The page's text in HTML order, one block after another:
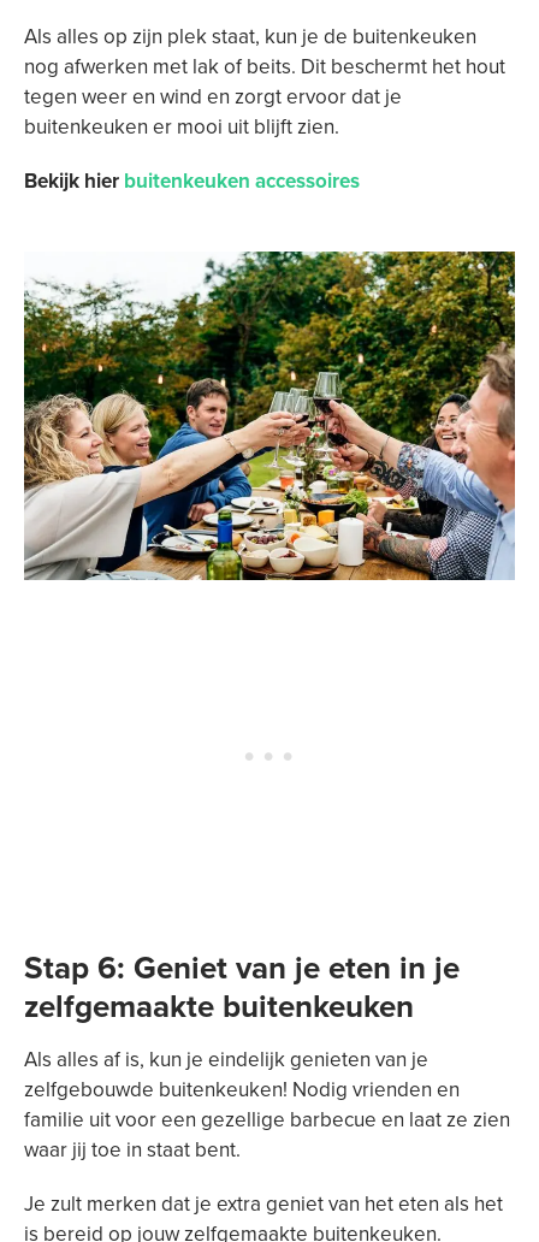
Als alles op zijn plek staat, kun je de buitenkeuken
nog afwerken met lak of beits. Dit beschermt het hout
tegen weer en wind en zorgt ervoor dat je
buitenkeuken er mooi uit blijft zien.
Bekijk hier buitenkeuken accessoires
Stap 6: Geniet van je eten in je
zelfgemaakte buitenkeuken
Als alles af is, kun je eindelijk genieten van je
zelfgebouwde buitenkeuken! Nodig vrienden en
familie uit voor een gezellige barbecue en laat ze zien
waar jij toe in staat bent.
Je zult merken dat je extra geniet van het eten als het
is bereid op jouw zelfgemaakte buitenkeuken.